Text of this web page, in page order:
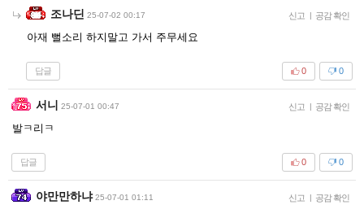
조나딘 25-07-02 00:17 신고 | 공감 확인
아재 뻘소리 하지말고 가서 주무세요
답글 0
0
서니 25-07-01 00:47 신고 | 공감 확인
발ㅋ리ㅋ
답글 0
0
야만만하냐 25-07-01 01:11 신고 | 공감 확인